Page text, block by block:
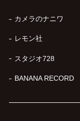
カメラのナニワ
レモン社
スタジオ728
BANANA RECORD